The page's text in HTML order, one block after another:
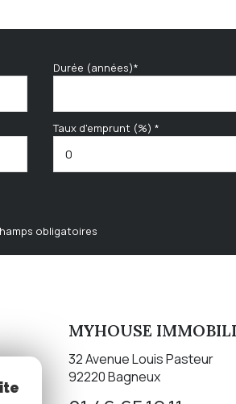
Durée (années)*
Taux d'emprunt (%) *
obligatoires
MYHOUSE
32 Avenue Louis Pasteur
92220Bagneux